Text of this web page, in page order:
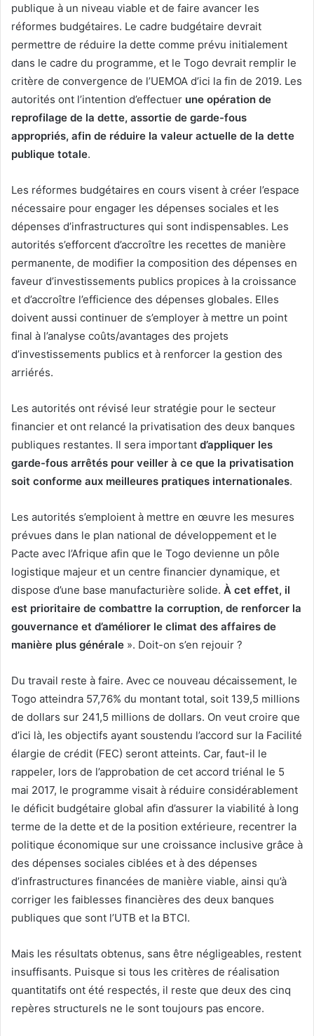
publique à un niveau viable et de faire avancer les
réformes budgétaires. Le cadre budgétaire devrait
permettre de réduire la dette comme prévu initialement
dans le cadre du programme, et le Togo devrait remplir le
critère de convergence de l’UEMOA d’ici la fin de 2019. Les
autorités ont l’intention d’effectuer une opération de
reprofilage de la dette, assortie de garde-fous
appropriés, afin de réduire la valeur actuelle de la dette
publique totale.
Les réformes budgétaires en cours visent à créer l’espace
nécessaire pour engager les dépenses sociales et les
dépenses d’infrastructures qui sont indispensables. Les
autorités s’efforcent d’accroître les recettes de manière
permanente, de modifier la composition des dépenses en
faveur d’investissements publics propices à la croissance
et d’accroître l’efficience des dépenses globales. Elles
doivent aussi continuer de s’employer à mettre un point
final à l’analyse coûts/avantages des projets
d’investissements publics et à renforcer la gestion des
arriérés.
Les autorités ont révisé leur stratégie pour le secteur
financier et ont relancé la privatisation des deux banques
publiques restantes. Il sera important d’appliquer les
garde-fous arrêtés pour veiller à ce que la privatisation
soit conforme aux meilleures pratiques internationales.
Les autorités s’emploient à mettre en œuvre les mesures
prévues dans le plan national de développement et le
Pacte avec l’Afrique afin que le Togo devienne un pôle
logistique majeur et un centre financier dynamique, et
dispose d’une base manufacturière solide. À cet effet, il
est prioritaire de combattre la corruption, de renforcer la
gouvernance et d’améliorer le climat des affaires de
manière plus générale ». Doit-on s’en rejouir ?
Du travail reste à faire. Avec ce nouveau décaissement, le
Togo atteindra 57,76% du montant total, soit 139,5 millions
de dollars sur 241,5 millions de dollars. On veut croire que
d’ici là, les objectifs ayant soustendu l’accord sur la Facilité
élargie de crédit (FEC) seront atteints. Car, faut-il le
rappeler, lors de l’approbation de cet accord triénal le 5
mai 2017, le programme visait à réduire considérablement
le déficit budgétaire global afin d’assurer la viabilité à long
terme de la dette et de la position extérieure, recentrer la
politique économique sur une croissance inclusive grâce à
des dépenses sociales ciblées et à des dépenses
d’infrastructures financées de manière viable, ainsi qu’à
corriger les faiblesses financières des deux banques
publiques que sont l’UTB et la BTCI.
Mais les résultats obtenus, sans être négligeables, restent
insuffisants. Puisque si tous les critères de réalisation
quantitatifs ont été respectés, il reste que deux des cinq
repères structurels ne le sont toujours pas encore.